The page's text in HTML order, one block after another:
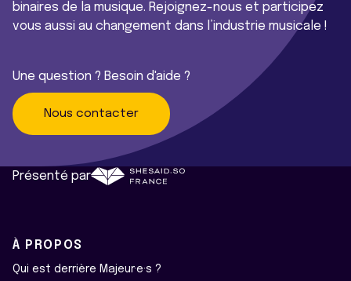
binaires de la musique. Rejoignez-nous et participez
vous aussi au changement dans l’industrie musicale !
Une question ? Besoin d'aide ?
Nous contacter
Présenté par
À PROPOS
Qui est derrière Majeur·e·s ?